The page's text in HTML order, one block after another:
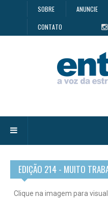
SOBRE ANUNCIE
CONTATO
EDIÇÃO 214 - MUITO
Clique na imagem para